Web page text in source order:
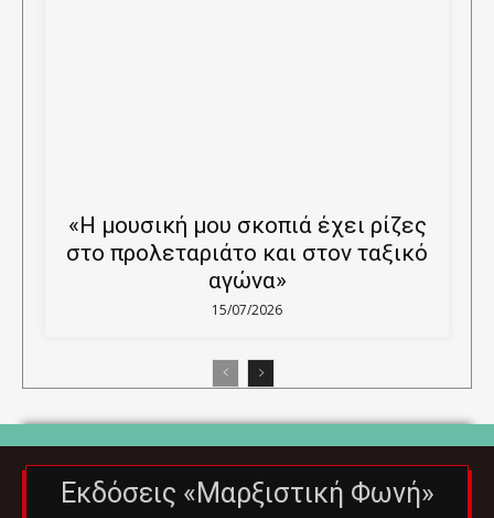
«Η μουσική μου σκοπιά έχει ρίζες
στο προλεταριάτο και στον ταξικό
αγώνα»
15/07/2026
Εκδόσεις «Μαρξιστική Φωνή»